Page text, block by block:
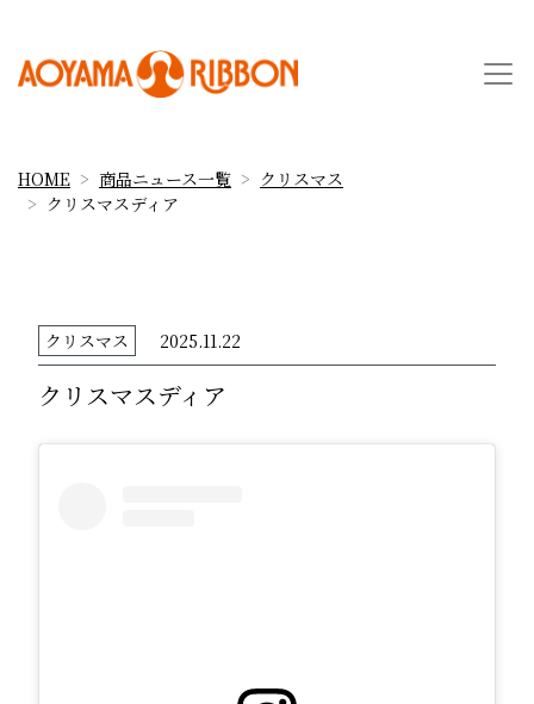
HOME 商品ニュース一覧
クリスマス
クリスマスディア
クリスマス 2025.11.22
クリスマスディア